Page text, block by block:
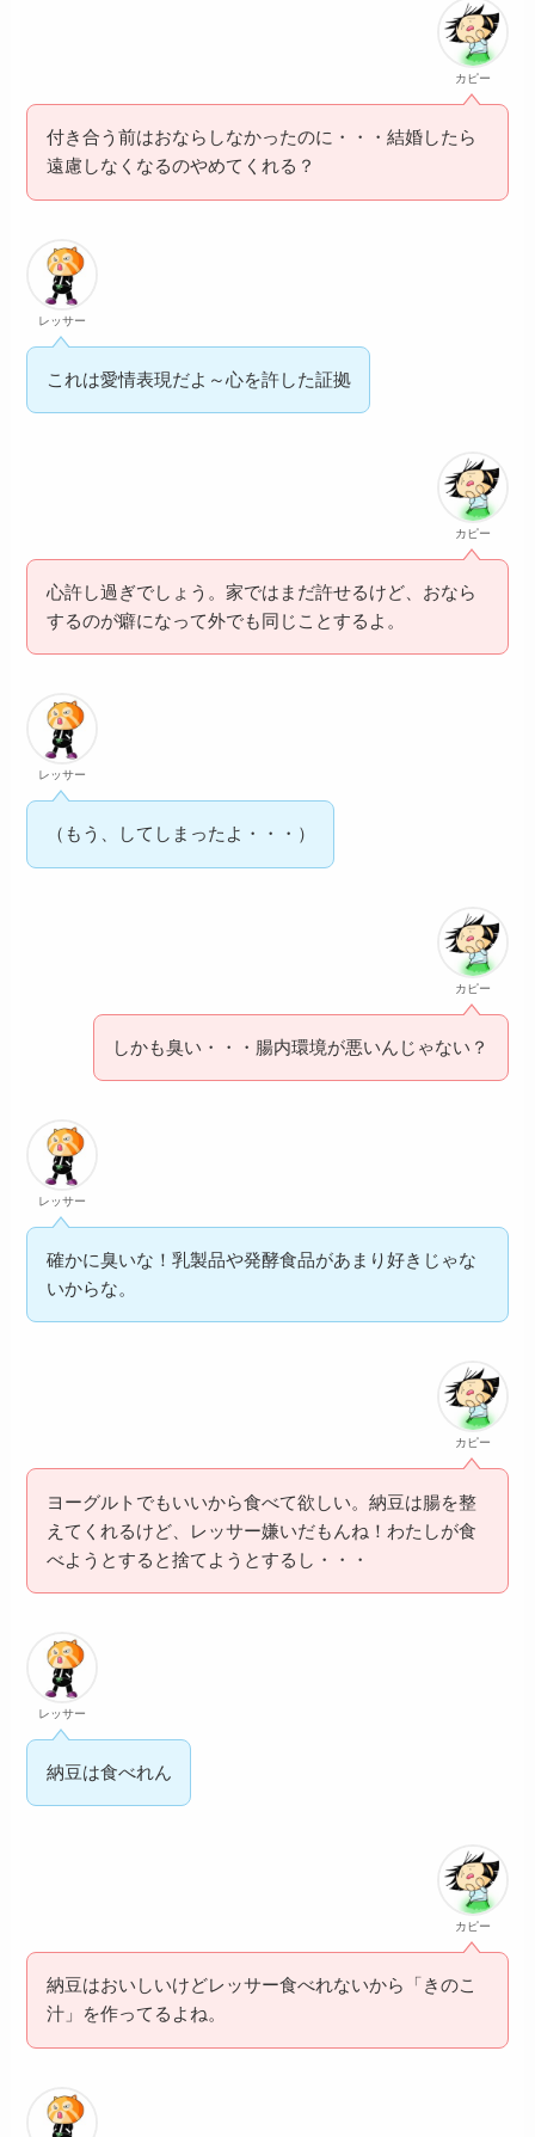
カピー
付き合う前はおならしなかったのに・・・結婚したら
遠慮しなくなるのやめてくれる？
レッサー
これは愛情表現だよ～心を許した証拠
カピー
心許し過ぎでしょう。家ではまだ許せるけど、おなら
するのが癖になって外でも同じことするよ。
レッサー
（もう、してしまったよ・・・）
カピー
しかも臭い・・・腸内環境が悪いんじゃない？
レッサー
確かに臭いな！乳製品や発酵食品があまり好きじゃな
いからな。
カピー
ヨーグルトでもいいから食べて欲しい。納豆は腸を整
えてくれるけど、レッサー嫌いだもんね！わたしが食
べようとすると捨てようとするし・・・
レッサー
納豆は食べれん
カピー
納豆はおいしいけどレッサー食べれないから「きのこ
汁」を作ってるよね。